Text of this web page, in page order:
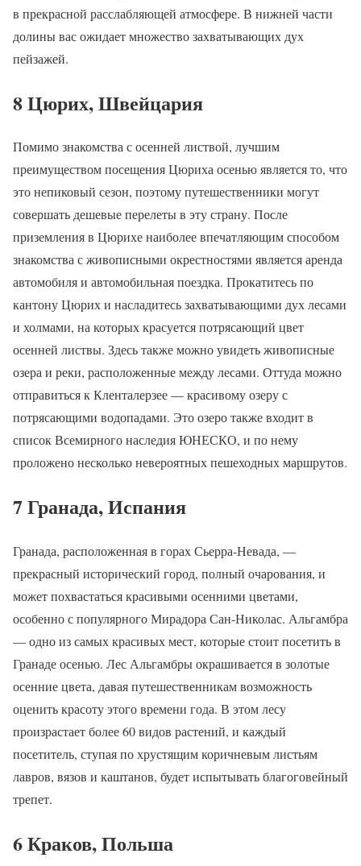
в прекрасной расслабляющей атмосфере. В нижней части
долины вас ожидает множество захватывающих дух
пейзажей.
8 Цюрих, Швейцария
Помимо знакомства с осенней листвой, лучшим
преимуществом посещения Цюриха осенью является то, что
это непиковый сезон, поэтому путешественники могут
совершать дешевые перелеты в эту страну. После
приземления в Цюрихе наиболее впечатляющим способом
знакомства с живописными окрестностями является аренда
автомобиля и автомобильная поездка. Прокатитесь по
кантону Цюрих и насладитесь захватывающими дух лесами
и холмами, на которых красуется потрясающий цвет
осенней листвы. Здесь также можно увидеть живописные
озера и реки, расположенные между лесами. Оттуда можно
отправиться к Кленталерзее — красивому озеру с
потрясающими водопадами. Это озеро также входит в
список Всемирного наследия ЮНЕСКО, и по нему
проложено несколько невероятных пешеходных маршрутов.
7 Гранада, Испания
Гранада, расположенная в горах Сьерра-Невада, —
прекрасный исторический город, полный очарования, и
может похвастаться красивыми осенними цветами,
особенно с популярного Мирадора Сан-Николас. Альгамбра
— одно из самых красивых мест, которые стоит посетить в
Гранаде осенью. Лес Альгамбры окрашивается в золотые
осенние цвета, давая путешественникам возможность
оценить красоту этого времени года. В этом лесу
произрастает более 60 видов растений, и каждый
посетитель, ступая по хрустящим коричневым листьям
лавров, вязов и каштанов, будет испытывать благоговейный
трепет.
6 Краков, Польша